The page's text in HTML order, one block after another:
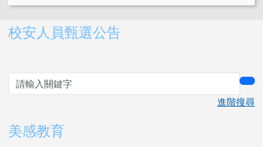
右邊區域內容
校安人員甄選公告
進階搜尋
美感教育